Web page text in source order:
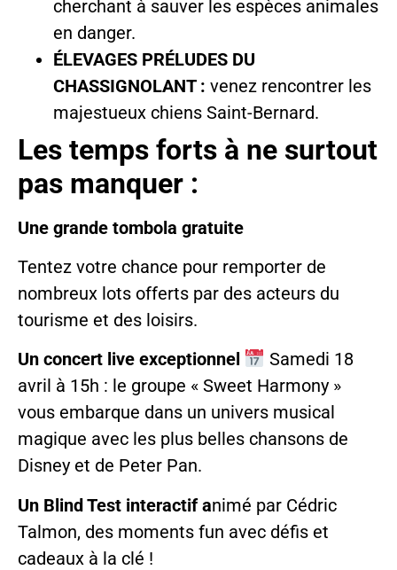
cherchant à sauver les espèces animales
en danger.
ÉLEVAGES PRÉLUDES DU
CHASSIGNOLANT : venez rencontrer les
majestueux chiens Saint-Bernard.
Les temps forts à ne surtout
pas manquer :
Une grande tombola gratuite
Tentez votre chance pour remporter de
nombreux lots offerts par des acteurs du
tourisme et des loisirs.
Un concert live exceptionnel
Samedi 18
avril à 15h : le groupe « Sweet Harmony »
vous embarque dans un univers musical
magique avec les plus belles chansons de
Disney et de Peter Pan.
Un Blind Test interactif animé par Cédric
Talmon, des moments fun avec défis et
cadeaux à la clé !